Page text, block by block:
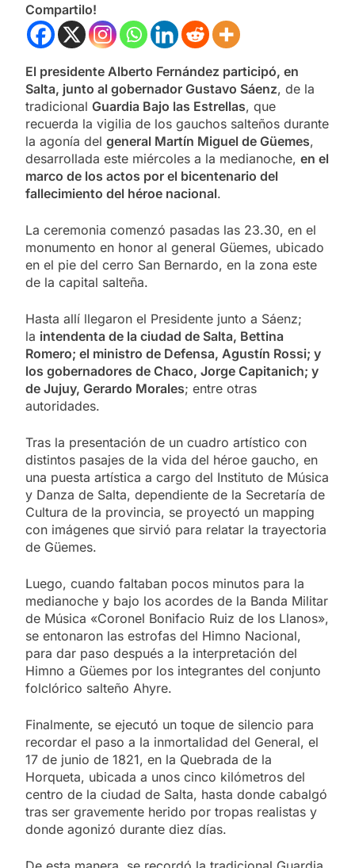
Compartilo!
El presidente Alberto Fernández participó, en
Salta, junto al gobernador Gustavo Sáenz, de la
tradicional Guardia Bajo las Estrellas, que
recuerda la vigilia de los gauchos salteños durante
la agonía del general Martín Miguel de Güemes,
desarrollada este miércoles a la medianoche, en el
marco de los actos por el bicentenario del
fallecimiento del héroe nacional.
La ceremonia comenzó pasadas las 23.30, en el
monumento en honor al general Güemes, ubicado
en el pie del cerro San Bernardo, en la zona este
de la capital salteña.
Hasta allí llegaron el Presidente junto a Sáenz;
la intendenta de la ciudad de Salta, Bettina
Romero; el ministro de Defensa, Agustín Rossi; y
los gobernadores de Chaco, Jorge Capitanich; y
de Jujuy, Gerardo Morales; entre otras
autoridades.
Tras la presentación de un cuadro artístico con
distintos pasajes de la vida del héroe gaucho, en
una puesta artística a cargo del Instituto de Música
y Danza de Salta, dependiente de la Secretaría de
Cultura de la provincia, se proyectó un mapping
con imágenes que sirvió para relatar la trayectoria
de Güemes.
Luego, cuando faltaban pocos minutos para la
medianoche y bajo los acordes de la Banda Militar
de Música «Coronel Bonifacio Ruiz de los Llanos»,
se entonaron las estrofas del Himno Nacional,
para dar paso después a la interpretación del
Himno a Güemes por los integrantes del conjunto
folclórico salteño Ahyre.
Finalmente, se ejecutó un toque de silencio para
recordar el paso a la inmortalidad del General, el
17 de junio de 1821, en la Quebrada de la
Horqueta, ubicada a unos cinco kilómetros del
centro de la ciudad de Salta, hasta donde cabalgó
tras ser gravemente herido por tropas realistas y
donde agonizó durante diez días.